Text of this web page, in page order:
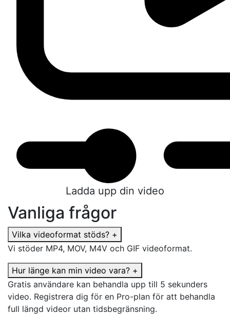
Ladda upp din video
Vanliga frågor
Vilka videoformat stöds? +
Vi stöder MP4, MOV, M4V och GIF videoformat.
Hur länge kan min video vara? +
Gratis användare kan behandla upp till 5 sekunders
video. Registrera dig för en Pro-plan för att behandla
full längd videor utan tidsbegränsning.